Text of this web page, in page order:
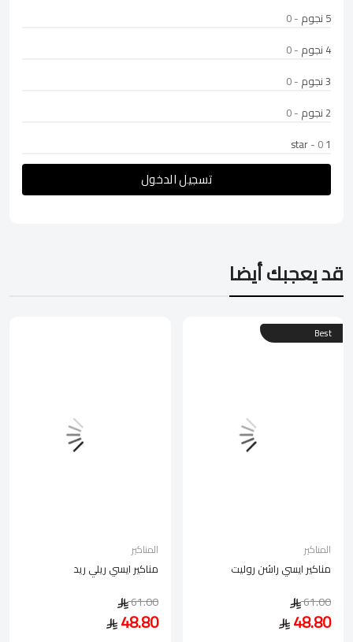
5 نجوم
- 0
4 نجوم
- 0
3 نجوم
- 0
2 نجوم
- 0
1 star
- 0
تسجيل الدخول
قد يعجبك أيضا
المناكير
مناكير ايسي ريلي ريد
61.00
48.80
Best
المناكير
مناكير ايسي راشن روليت
61.00
48.80